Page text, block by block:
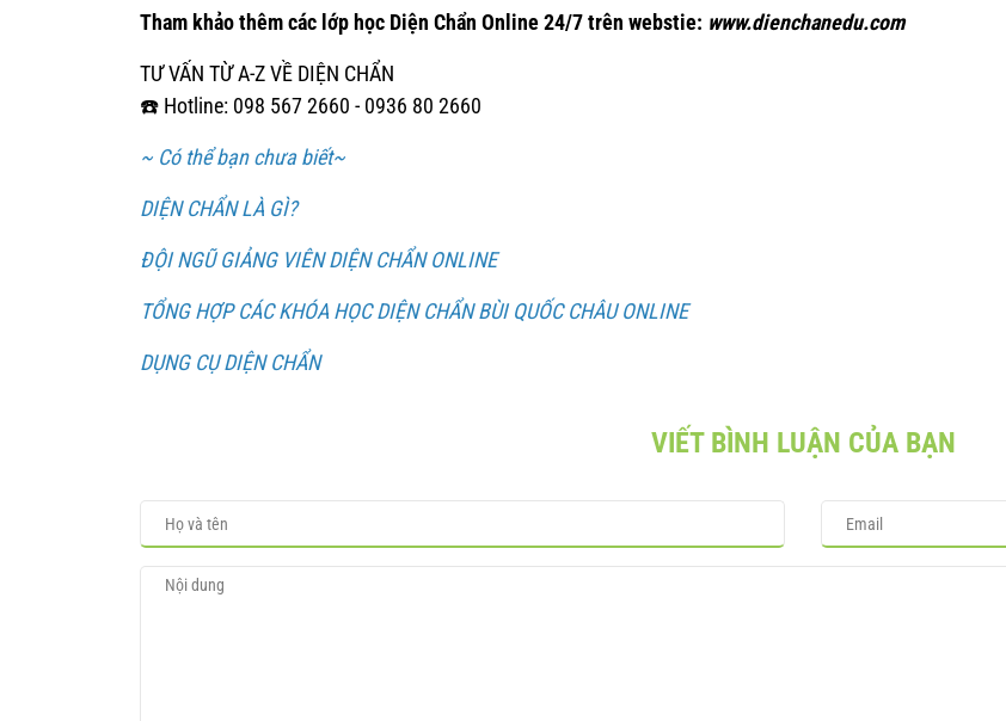
Tham khảo thêm các lớp học Diện Chẩn Online 24/7 trên webstie: www.dienchanedu.com
TƯ VẤN TỪ A-Z VỀ DIỆN CHẨN
☎️ Hotline: 098 567 2660 - 0936 80 2660
~ Có thể bạn chưa biết~
DIỆN CHẨN LÀ GÌ?
ĐỘI NGŨ GIẢNG VIÊN DIỆN CHẨN ONLINE
TỔNG HỢP CÁC KHÓA HỌC DIỆN CHẨN BÙI QUỐC CHÂU ONLINE
DỤNG CỤ DIỆN CHẨN
VIẾT BÌNH LUẬN CỦA BẠN